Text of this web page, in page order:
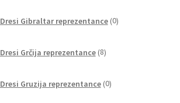
Dresi Gibraltar reprezentance 0izdelkov
Dresi Grčija reprezentance 8izdelkov
Dresi Gruzija reprezentance 0izdelkov